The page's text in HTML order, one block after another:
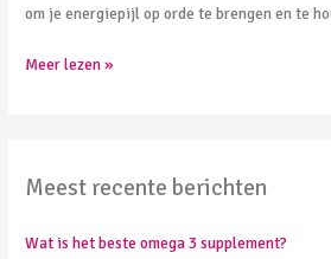
om je energiepijl op orde te brengen en te
Meer lezen »
Meest recente berichten
Wat is het beste omega 3 supplement?